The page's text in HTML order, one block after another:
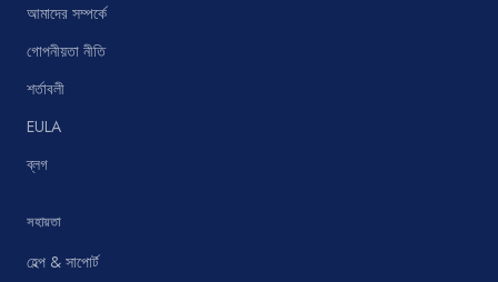
আমাদের সম্পর্কে
গোপনীয়তা নীতি
শর্তাবলী
EULA
ব্লগ
সহায়তা
হেল্প & সাপোর্ট